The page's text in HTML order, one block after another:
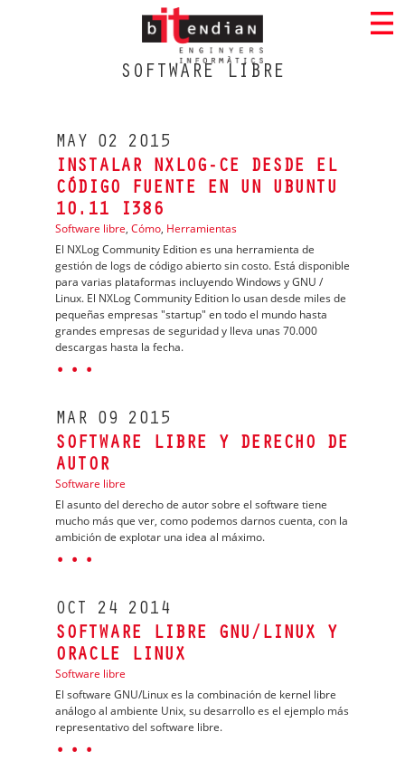
SOFTWARE LIBRE
MAY 02
2015
INSTALAR NXLOG-CE DESDE EL
CÓDIGO FUENTE EN UN UBUNTU
10.11 I386
Software libre, Cómo, Herramientas
El NXLog Community Edition es una herramienta de
gestión de logs de código abierto sin costo. Está disponible
para varias plataformas incluyendo Windows y GNU /
Linux. El NXLog Community Edition lo usan desde miles de
pequeñas empresas "startup" en todo el mundo hasta
grandes empresas de seguridad y lleva unas 70.000
descargas hasta la fecha.
· · ·
MAR 09
2015
SOFTWARE LIBRE Y DERECHO DE
AUTOR
Software libre
El asunto del derecho de autor sobre el software tiene
mucho más que ver, como podemos darnos cuenta, con la
ambición de explotar una idea al máximo.
· · ·
OCT 24
2014
SOFTWARE LIBRE GNU/LINUX Y
ORACLE LINUX
Software libre
El software GNU/Linux es la combinación de kernel libre
análogo al ambiente Unix, su desarrollo es el ejemplo más
representativo del software libre.
· · ·